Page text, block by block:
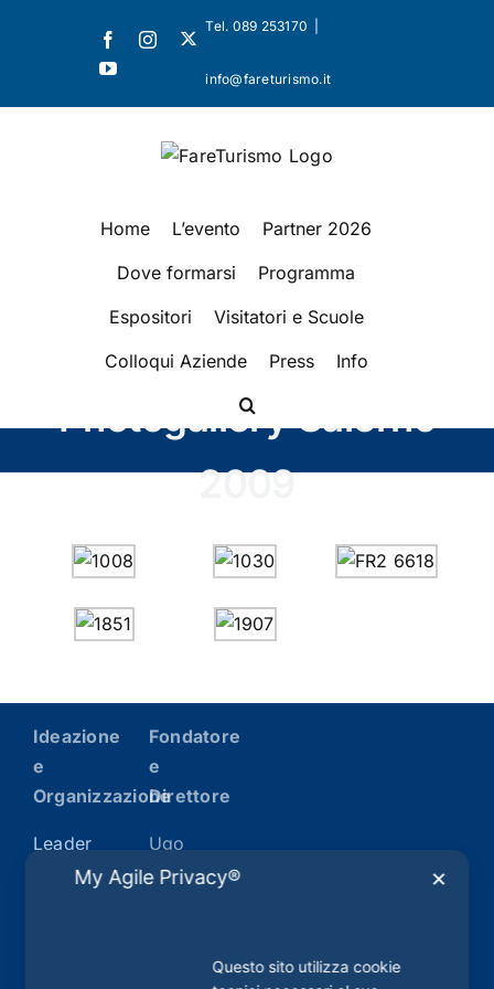
FacebookInstagram
X
YouTube
Tel. 089 253170
info@fareturismo.it
Home L’evento
Partner 2026
Dove formarsi
Programma
Espositori
Visitatori e Scuole
Colloqui Aziende
Press Info
Photogallery Salerno
2009
Ideazione
e
Organizzazione
Leader
Fondatore
e
Direttore
Ugo
Picarelli
My Agile Privacy® ✕
Questo sito utilizza cookie